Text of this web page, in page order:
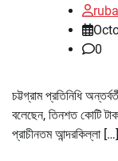
0
চট্টগ্রাম প্রতিনিধি
বলেছেন, তিনশত কোটি
প্রাচীনতম আন্দরকিল্লা […]